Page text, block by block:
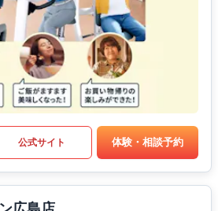
公式サイト 体験・相談予約